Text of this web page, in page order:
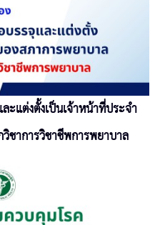
แต่งตั้งเป็นเจ้าหน้าที่ประจำ
ชาการวิชาชีพการพยาบาล